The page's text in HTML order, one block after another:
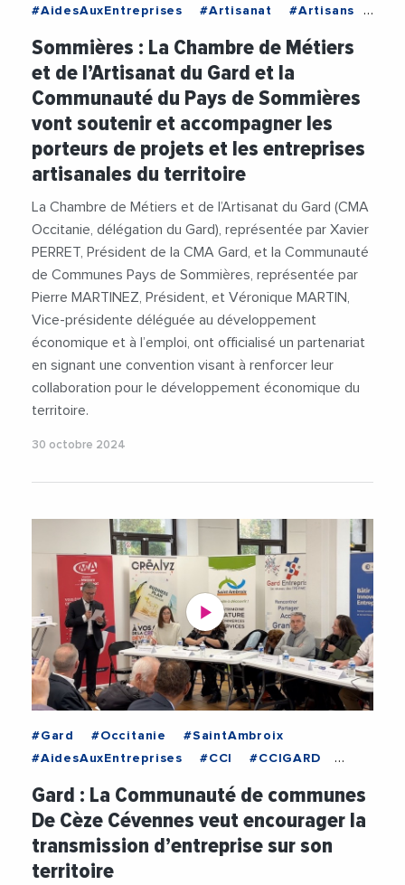
#AidesAuxEntreprises
#Artisanat
#Artisans
#PaysDeSommieres
#PierreMartinez
#VeroniqueMartin
Sommières : La Chambre de Métiers
et de l’Artisanat du Gard et la
Communauté du Pays de Sommières
vont soutenir et accompagner les
porteurs de projets et les entreprises
artisanales du territoire
La Chambre de Métiers et de l’Artisanat du Gard (CMA
Occitanie, délégation du Gard), représentée par Xavier
PERRET, Président de la CMA Gard, et la Communauté
de Communes Pays de Sommières, représentée par
Pierre MARTINEZ, Président, et Véronique MARTIN,
Vice-présidente déléguée au développement
économique et à l’emploi, ont officialisé un partenariat
en signant une convention visant à renforcer leur
collaboration pour le développement économique du
territoire.
30 octobre 2024
#Gard #Occitanie
#SaintAmbroix
#AidesAuxEntreprises
#CCI
#CCIGARD
#CMAGard
#CommunauteDeCommunesCezeCevennes
#Entreprises
#JeanPierreDeFaria
#JeromeBonet
Gard : La Communauté de communes
De Cèze Cévennes veut encourager la
transmission d’entreprise sur son
territoire